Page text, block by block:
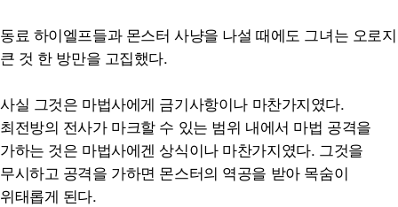
동료 하이엘프들과 몬스터 사냥을 나설 때에도 그녀는 오로지
큰 것 한 방만을 고집했다.
사실 그것은 마법사에게 금기사항이나 마찬가지였다.
최전방의 전사가 마크할 수 있는 범위 내에서 마법 공격을
가하는 것은 마법사에겐 상식이나 마찬가지였다. 그것을
무시하고 공격을 가하면 몬스터의 역공을 받아 목숨이
위태롭게 된다.